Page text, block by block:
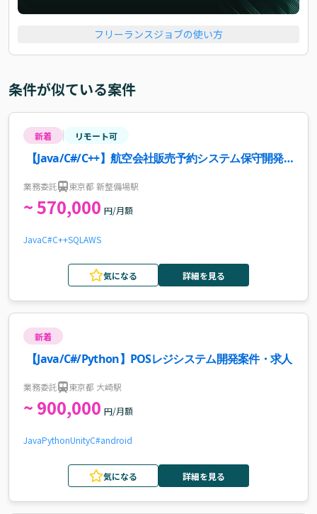
フリーランスジョブの使い方
条件が似ている案件
新着 リモート可
【Java/C#/C++】航空会社販売予約システム保守開発
業務委託 東京都 新整備場駅
~ 570,000 円/月額
JavaC#C++SQL AWS
気になる 詳細を見る
新着
【Java/C#/Python】POSレジシステム開発案件・求人
業務委託 東京都 大崎駅
~ 900,000 円/月額
JavaPythonUnityC#android
気になる 詳細を見る